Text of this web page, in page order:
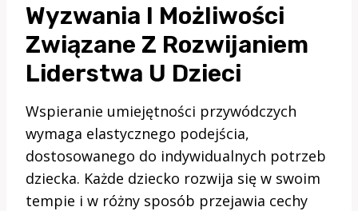
Wyzwania I Możliwości
Związane Z Rozwijaniem
Liderstwa U Dzieci
Wspieranie umiejętności przywódczych
wymaga elastycznego podejścia,
dostosowanego do indywidualnych potrzeb
dziecka. Każde dziecko rozwija się w swoim
tempie i w różny sposób przejawia cechy